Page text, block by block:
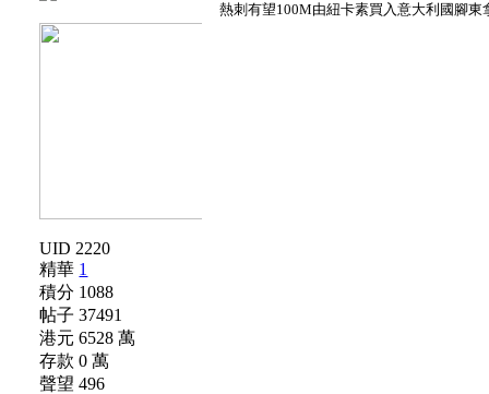
UID 2220
精華 1
積分 1088
帖子 37491
港元 6528 萬
存款 0 萬
聲望 496
熱刺有望100M由紐卡素買入意大利國腳東